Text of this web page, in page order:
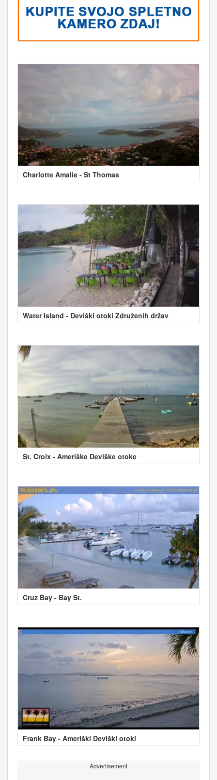
Charlotte Amalie - St Thomas
Water Island - Deviški otoki Združenih držav
St. Croix - Ameriške Deviške otoke
Cruz Bay - Bay St.
Frank Bay - Ameriški Deviški otoki
Advertisement